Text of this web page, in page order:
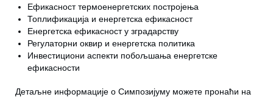
Ефикасност термоенергетских постројења
Топлификација и енергетска ефикасност
Енергетска ефикасност у зградарству
Регулаторни оквир и енергетска политика
Инвестициони аспекти побољшања енергетске
ефикасности
Детаљне информације о Симпозијуму можете пронаћи на